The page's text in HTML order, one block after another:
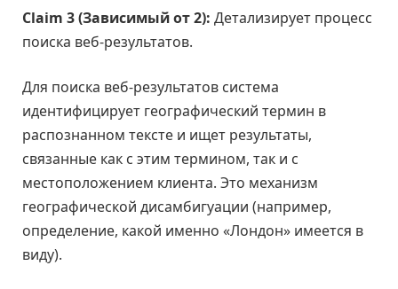
Claim 3 (Зависимый от 2): Детализирует процесс
поиска веб-результатов.
Для поиска веб-результатов система
идентифицирует географический термин в
распознанном тексте и ищет результаты,
связанные как с этим термином, так и с
местоположением клиента. Это механизм
географической дисамбигуации (например,
определение, какой именно «Лондон» имеется в
виду).